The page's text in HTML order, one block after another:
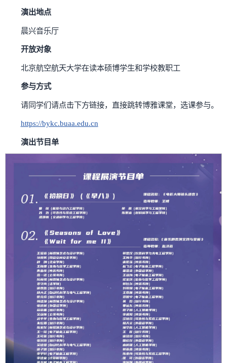
演出地点
晨兴音乐厅
开放对象
北京航空航天大学在读本硕博学生和学校教职工
参与方式
请同学们请点击下方链接，直接跳转博雅课堂，选课参与。
https://bykc.buaa.edu.cn
演出节目单